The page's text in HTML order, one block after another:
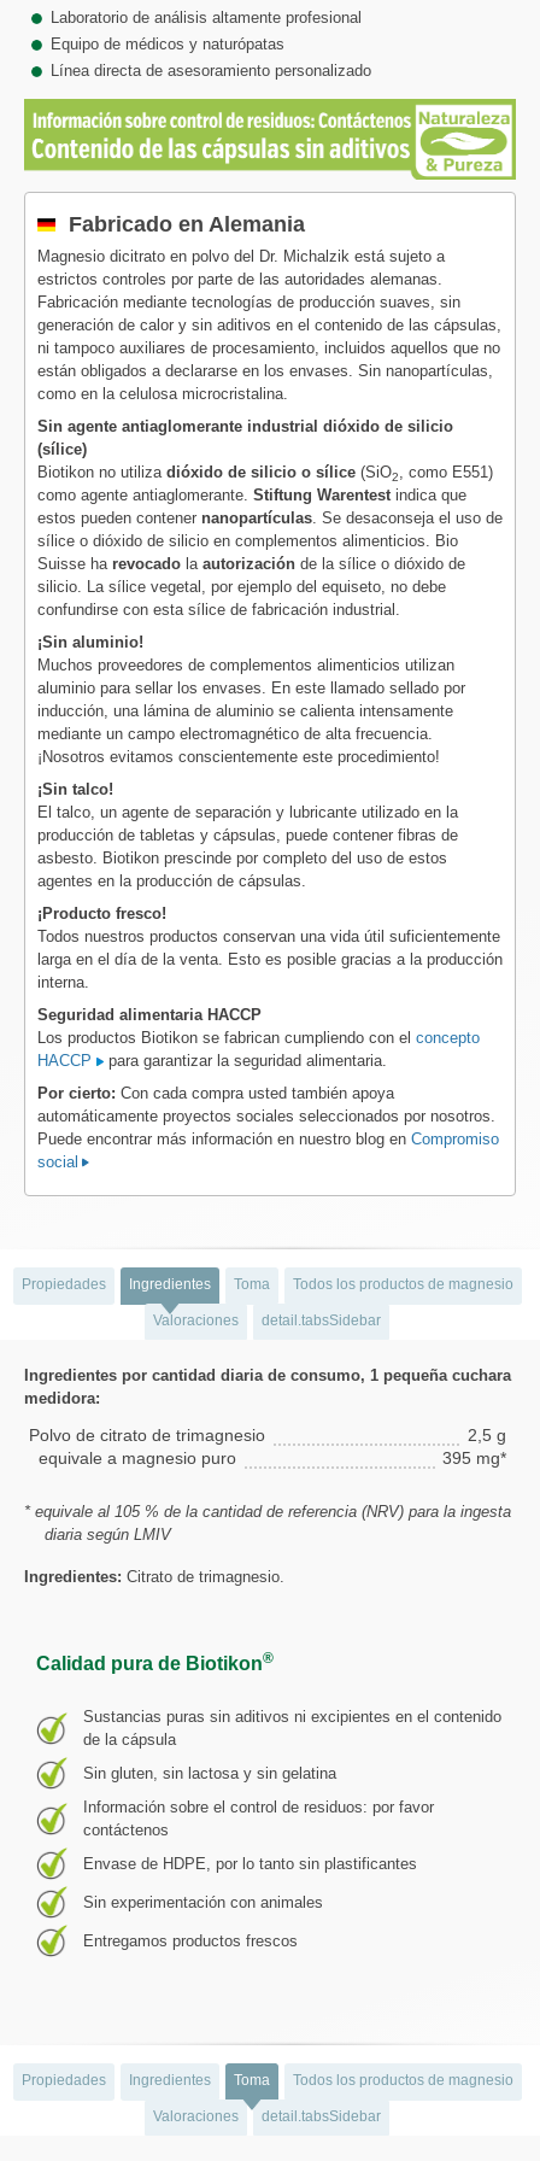
Laboratorio de análisis altamente profesional
Equipo de médicos y naturópatas
Línea directa de asesoramiento personalizado
Fabricado en Alemania
Magnesio dicitrato en polvo del Dr. Michalzik está sujeto a
estrictos controles por parte de las autoridades alemanas.
Fabricación mediante tecnologías de producción suaves, sin
generación de calor y sin aditivos en el contenido de las cápsulas,
ni tampoco auxiliares de procesamiento, incluidos aquellos que no
están obligados a declararse en los envases. Sin nanopartículas,
como en la celulosa microcristalina.
Sin agente antiaglomerante industrial dióxido de silicio
(sílice)
Biotikon no utiliza dióxido de silicio o sílice (SiO2, como E551)
como agente antiaglomerante. Stiftung Warentestindica que
estos pueden contener nanopartículas. Se desaconseja el uso de
sílice o dióxido de silicio en complementos alimenticios. Bio
Suisse ha revocado la autorización de la sílice o dióxido de
silicio. La sílice vegetal, por ejemplo del equiseto, no debe
confundirse con esta sílice de fabricación industrial.
¡Sin aluminio!
Muchos proveedores de complementos alimenticios utilizan
aluminio para sellar los envases. En este llamado sellado por
inducción, una lámina de aluminio se calienta intensamente
mediante un campo electromagnético de alta frecuencia.
¡Nosotros evitamos conscientemente este procedimiento!
¡Sin talco!
El talco, un agente de separación y lubricante utilizado en la
producción de tabletas y cápsulas, puede contener fibras de
asbesto. Biotikon prescinde por completo del uso de estos
agentes en la producción de cápsulas.
¡Producto fresco!
Todos nuestros productos conservan una vida útil suficientemente
larga en el día de la venta. Esto es posible gracias a la producción
interna.
Seguridad alimentaria HACCP
Los productos Biotikon se fabrican cumpliendo con el concepto
HACCP
para garantizar la seguridad alimentaria.
Por cierto: Con cada compra usted también apoya
automáticamente proyectos sociales seleccionados por nosotros.
Puede encontrar más información en nuestro blog en Compromiso
social
Propiedades Ingredientes Toma Todos los productos de magnesio
Valoraciones detail.tabsSidebar
Ingredientes por cantidad diaria de consumo, 1 pequeña cuchara
medidora:
Polvo de citrato de trimagnesio
2,5 g
equivale a magnesio puro
395 mg*
* equivale al 105 % de la cantidad de referencia (NRV) para la ingesta
diaria según LMIV
Ingredientes: Citrato de trimagnesio.
Calidad pura de Biotikon®
Sustancias puras sin aditivos ni excipientes en el contenido
de la cápsula
Sin gluten, sin lactosa y sin gelatina
Información sobre el control de residuos: por favor
contáctenos
Envase de HDPE, por lo tanto sin plastificantes
Sin experimentación con animales
Entregamos productos frescos
Propiedades Ingredientes Toma Todos los productos de magnesio
Valoraciones detail.tabsSidebar